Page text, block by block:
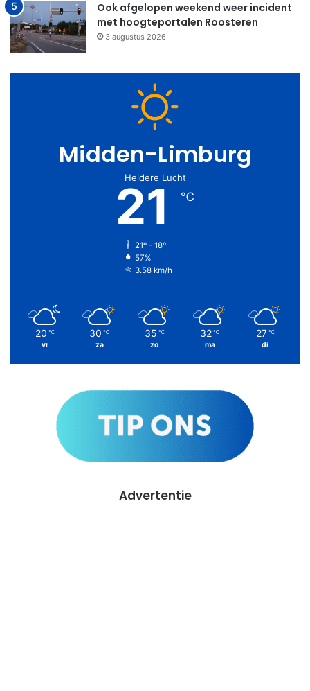
Ook afgelopen weekend weer incident
met hoogteportalen Roosteren
3 augustus 2026
Midden-Limburg
Heldere Lucht
21 ℃
21º - 18º
57%
3.58 km/h
20 ℃
vr
30 ℃
za
35 ℃
zo
32 ℃
ma
27 ℃
di
Advertentie